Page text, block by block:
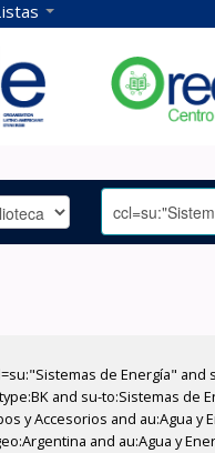
de Energía" and
and su-to:Sistemas de
y Accesorios and au:Agua y
and au:Agua y